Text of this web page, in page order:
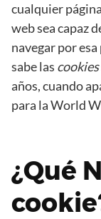
cualquier
web sea capaz
navegar por
sabe las cookies
años, cuando
para la World
¿Qué